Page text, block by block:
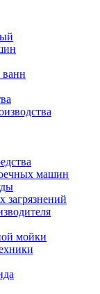
ванн
машин
загрязнений
мойки